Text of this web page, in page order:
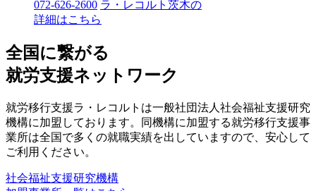
072-626-2600 ラ・レコルト茨木の
詳細はこちら
全国に繋がる
就労支援ネットワーク
就労移行支援ラ・レコルトは一般社団法人社会福祉支援研究
機構に加盟しております。同機構に加盟する就労移行支援事
業所は全国で多くの就職実績を出していますので、安心して
ご利用ください。
社会福祉支援研究機構